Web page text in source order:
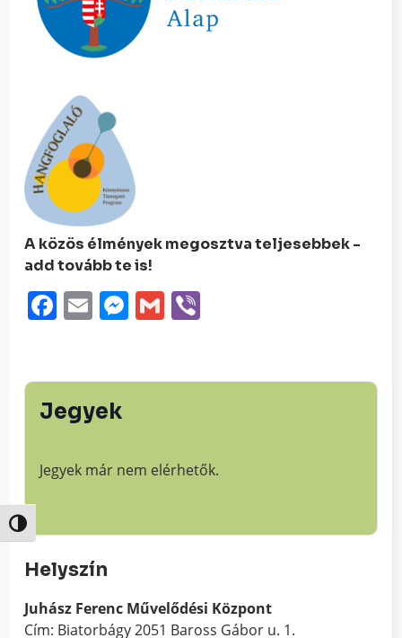
Nagy kontraszt váltása
A közös élmények megosztva teljesebbek -
add tovább te is!
Facebook
EmailMessenger
Gmail
Jegyek
Jegyek már nem elérhetők.
Helyszín
Juhász Ferenc Művelődési Központ
Cím: Biatorbágy 2051 Baross Gábor u. 1.